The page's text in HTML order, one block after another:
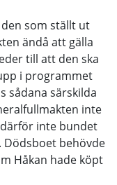
som ställt ut
ändå att gälla
till att den ska
i programmet
sådana särskilda
inte
inte bundet
Dödsboet behövde
Håkan hade köpt